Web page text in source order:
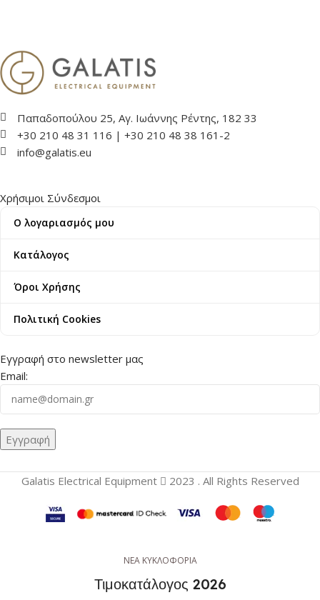
Παπαδοπούλου 25, Αγ. Ιωάννης Ρέντης, 182 33
+30 210 48 31 116 | +30 210 48 38 161-2
info@galatis.eu
Χρήσιμοι Σύνδεσμοι
Ο λογαριασμός μου
Κατάλογος
Όροι Χρήσης
Πολιτική Cookies
Εγγραφή στο newsletter μας
Email:
Galatis Electrical Equipment 2023 . All Rights Reserved
ΝΕΑ ΚΥΚΛΟΦΟΡΙΑ
Τιμοκατάλογος 2026